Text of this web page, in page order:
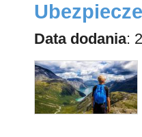
Data dodania: